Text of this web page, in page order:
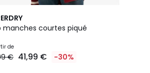
manches courtes piqué
de
€ 41,99 € -30%